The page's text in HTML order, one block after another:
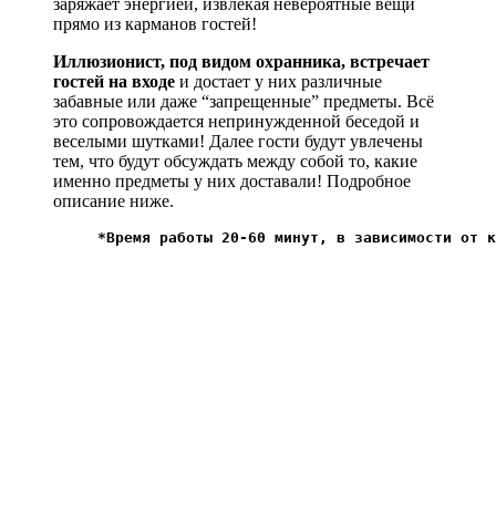
прямо из карманов гостей!
Иллюзионист, под видом охранника, встречает
гостей на входе и достает у них различные
забавные или даже “запрещенные” предметы. Всё
это сопровождается непринужденной беседой и
веселыми шутками! Далее гости будут увлечены
тем, что будут обсуждать между собой то, какие
именно предметы у них доставали! Подробное
описание ниже.
*Время работы 20-60 минут, в зависимости от